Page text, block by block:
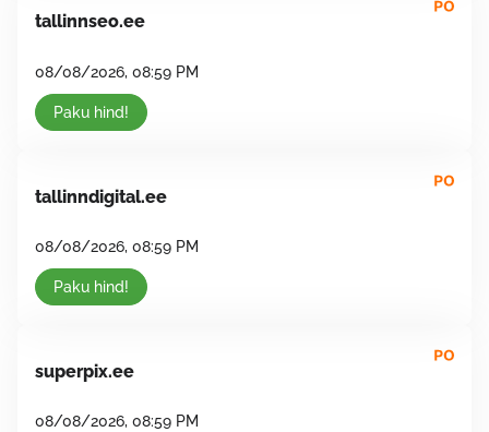
tallinnseo.ee
08/08/2026, 08:59 PM
Paku hind!
tallinndigital.ee
08/08/2026, 08:59 PM
Paku hind!
superpix.ee
08/08/2026, 08:59 PM